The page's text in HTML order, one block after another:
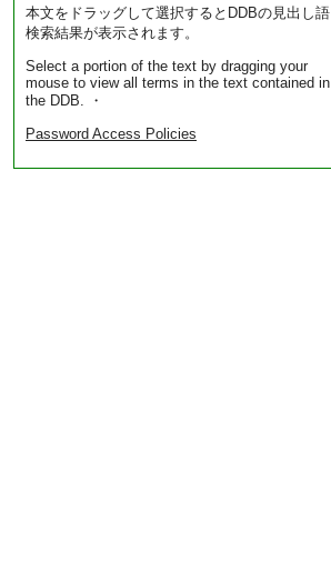
本文をドラッグして選択するとDDBの見出し語
検索結果が表示されます。
Select a portion of the text by dragging your
mouse to view all terms in the text contained in
the DDB. ・
Password Access Policies